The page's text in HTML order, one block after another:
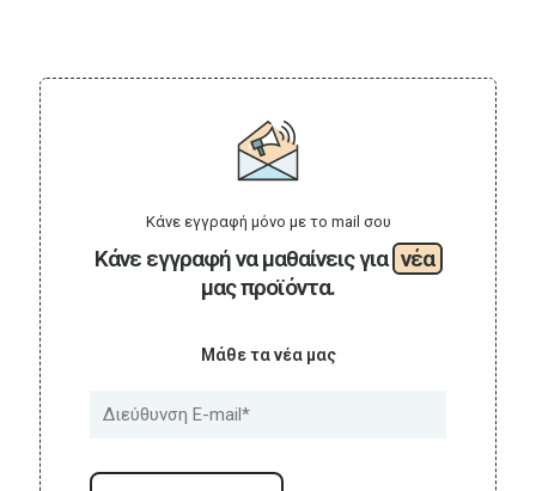
Κάνε εγγραφή να μαθαίνεις για νέα
μας προϊόντα.
Κάνε εγγραφή μόνο με το mail σου
Μάθε τα νέα μας